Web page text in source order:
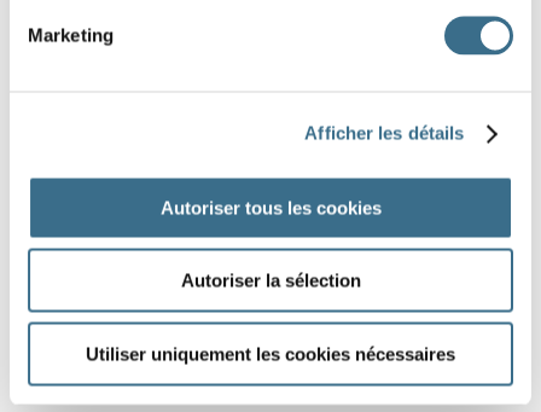
Marketing
Afficher les détails
Autoriser tous les cookies
Autoriser la sélection
Utiliser uniquement les cookies nécessaires